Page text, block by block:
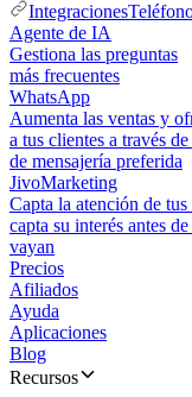
Integraciones
Agente de IA
Gestiona las preguntas
más frecuentes
WhatsApp
Aumenta las ventas y
a tus clientes a través
de mensajería preferida
JivoMarketing
Capta la atención de tus
capta su interés antes
vayan
Precios
Afiliados
Ayuda
Aplicaciones
Blog
Recursos